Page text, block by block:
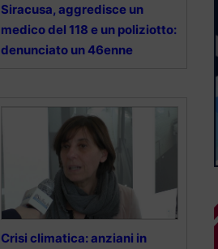
Siracusa, aggredisce un
medico del 118 e un poliziotto:
denunciato un 46enne
Crisi climatica: anziani in